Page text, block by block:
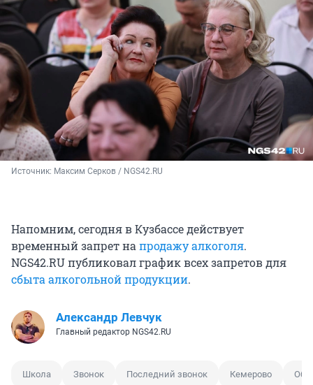
Источник: Максим Серков / NGS42.RU
Напомним, сегодня в Кузбассе действует
временный запрет на продажу алкоголя.
NGS42.RU публиковал график всех запретов для
сбыта алкогольной продукции.
Александр Левчук
Главный редактор NGS42.RU
Школа Звонок Последний звонок Кемерово